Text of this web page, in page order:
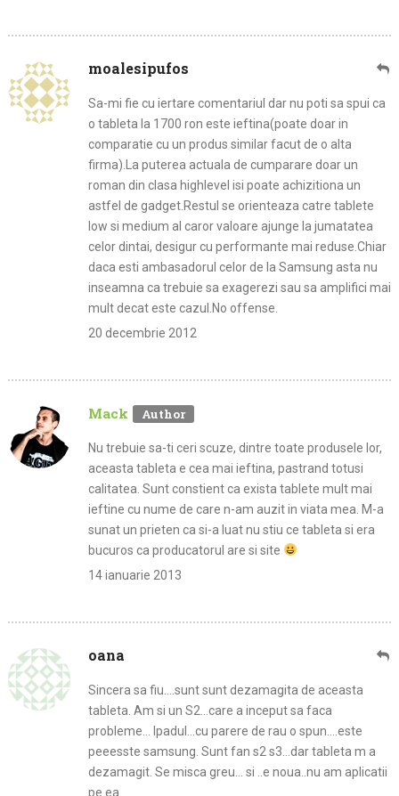
moalesipufos
Sa-mi fie cu iertare comentariul dar nu poti sa spui ca
o tableta la 1700 ron este ieftina(poate doar in
comparatie cu un produs similar facut de o alta
firma).La puterea actuala de cumparare doar un
roman din clasa highlevel isi poate achizitiona un
astfel de gadget.Restul se orienteaza catre tablete
low si medium al caror valoare ajunge la jumatatea
celor dintai, desigur cu performante mai reduse.Chiar
daca esti ambasadorul celor de la Samsung asta nu
inseamna ca trebuie sa exagerezi sau sa amplifici mai
mult decat este cazul.No offense.
20 decembrie 2012
Mack
Nu trebuie sa-ti ceri scuze, dintre toate produsele lor,
aceasta tableta e cea mai ieftina, pastrand totusi
calitatea. Sunt constient ca exista tablete mult mai
ieftine cu nume de care n-am auzit in viata mea. M-a
sunat un prieten ca si-a luat nu stiu ce tableta si era
bucuros ca producatorul are si site
14 ianuarie 2013
oana
Sincera sa fiu….sunt sunt dezamagita de aceasta
tableta. Am si un S2…care a inceput sa faca
probleme… Ipadul…cu parere de rau o spun….este
peeesste samsung. Sunt fan s2 s3…dar tableta m a
dezamagit. Se misca greu… si ..e noua..nu am aplicatii
pe ea.